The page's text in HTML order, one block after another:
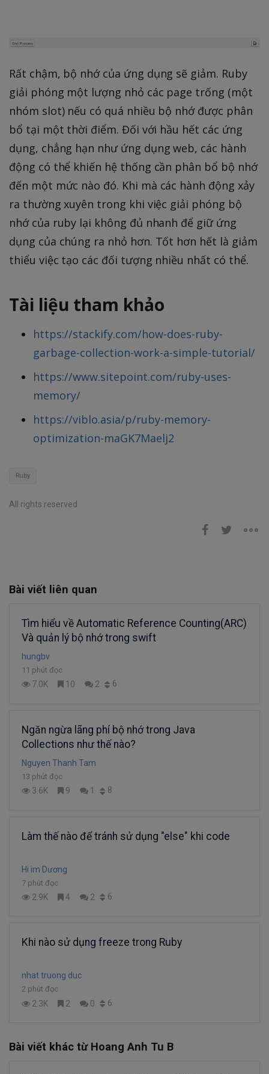
Rất chậm, bộ nhớ của ứng dụng sẽ giảm. Ruby
giải phóng một lượng nhỏ các page trống (một
nhóm slot) nếu có quá nhiều bộ nhớ được phân
bổ tại một thời điểm. Đối với hầu hết các ứng
dụng, chẳng hạn như ứng dụng web, các hành
động có thể khiến hệ thống cần phân bổ bộ nhớ
đến một mức nào đó. Khi mà các hành động xảy
ra thường xuyên trong khi việc giải phóng bộ
nhớ của ruby lại không đủ nhanh để giữ ứng
dụng của chúng ra nhỏ hơn. Tốt hơn hết là giảm
thiểu việc tạo các đối tượng nhiều nhất có thể.
Tài liệu tham khảo
https://stackify.com/how-does-ruby-
garbage-collection-work-a-simple-tutorial/
https://www.sitepoint.com/ruby-uses-
memory/
https://viblo.asia/p/ruby-memory-
optimization-maGK7Maelj2
Ruby
All rights reserved
Bài viết liên quan
Tìm hiểu về Automatic Reference Counting(ARC)
Và quản lý bộ nhớ trong swift
hungbv
11 phút đọc
7.0K 10 2 6
Ngăn ngừa lãng phí bộ nhớ trong Java
Collections như thế nào?
Nguyen Thanh Tam
13 phút đọc
3.6K 9 1 8
Làm thế nào để tránh sử dụng "else" khi code
Hi im Dương
7 phút đọc
2.9K 4 2 6
Khi nào sử dụng freeze trong Ruby
nhat truong duc
2 phút đọc
2.3K 2 0 6
Bài viết khác từ Hoang Anh Tu B